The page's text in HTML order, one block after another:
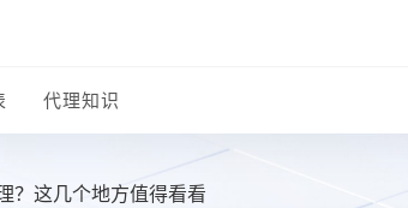
代理知识
？这几个地方值得看看